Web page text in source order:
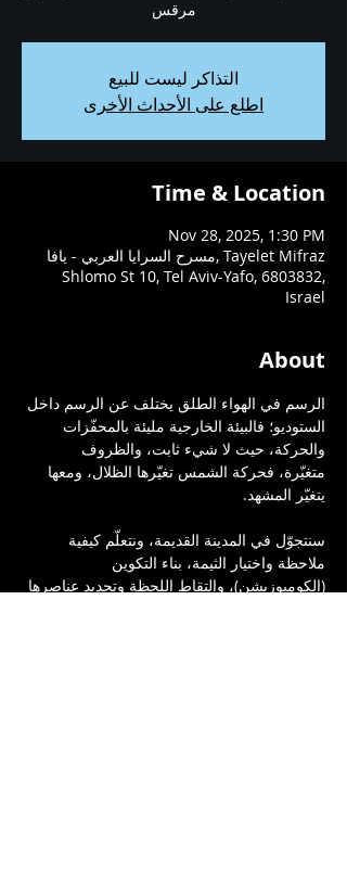
مرقس
التذاكر ليست للبيع
اطلع على الأحداث الأخرى
Time & Location
Nov 28, 2025, 1:30 PM
مسرح السرايا العربي - يافا, Tayelet Mifraz
Shlomo St 10, Tel Aviv-Yafo, 6803832,
Israel
About
الرسم في الهواء الطلق يختلف عن الرسم داخل
الستوديو؛ فالبيئة الخارجية مليئة بالمحفّزات
والحركة، حيث لا شيء ثابت، والظروف
متغيّرة، فحركة الشمس تغيّرها الظلال، ومعها
يتغيّر المشهد.
سنتجوّل في المدينة القديمة، ونتعلّم كيفية
ملاحظة واختيار الثيمة، بناء التكوين
(الكومبوزيشن)، والتقاط اللحظة وتحديد عناصرها